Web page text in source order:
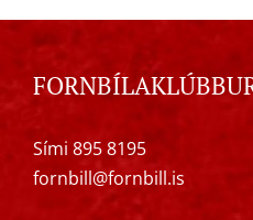
Sími 895 8195
fornbill@fornbill.is